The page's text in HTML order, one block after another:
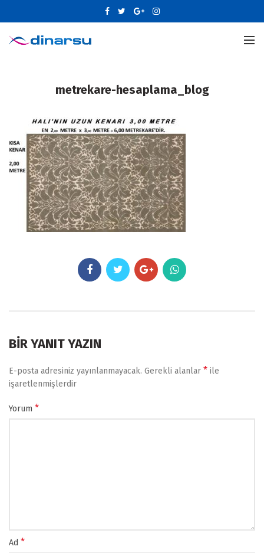
metrekare-hesaplama_blog
BIR YANIT YAZIN
E-posta adresiniz yayınlanmayacak. Gerekli alanlar * ile
işaretlenmişlerdir
Yorum *
Ad *